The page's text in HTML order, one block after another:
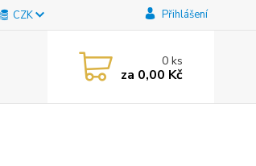
CZK Přihlášení
0ks
za 0,00 Kč